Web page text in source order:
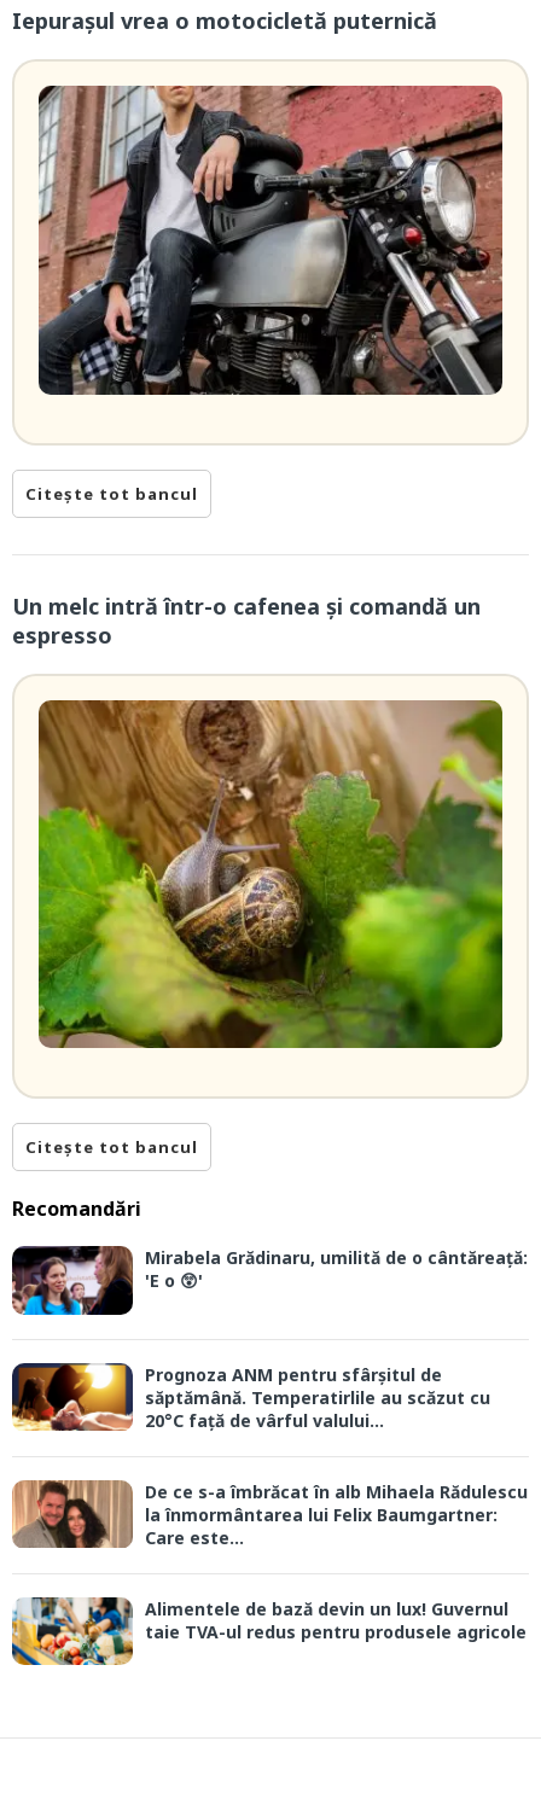
Iepurașul vrea o motocicletă puternică
Citește tot bancul
Un melc intră într-o cafenea și comandă un
espresso
Citește tot bancul
Recomandări
Mirabela Grădinaru, umilită de o cântăreață:
'E o 😲'
Prognoza ANM pentru sfârșitul de
săptămână. Temperatirlile au scăzut cu
20°C față de vârful valului...
De ce s-a îmbrăcat în alb Mihaela Rădulescu
la înmormântarea lui Felix Baumgartner:
Care este...
Alimentele de bază devin un lux! Guvernul
taie TVA-ul redus pentru produsele agricole